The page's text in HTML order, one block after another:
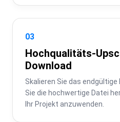
03
Hochqualitäts-
Download
Skalieren Sie das endgültige
Sie die hochwertige Datei
Ihr Projekt anzuwenden.